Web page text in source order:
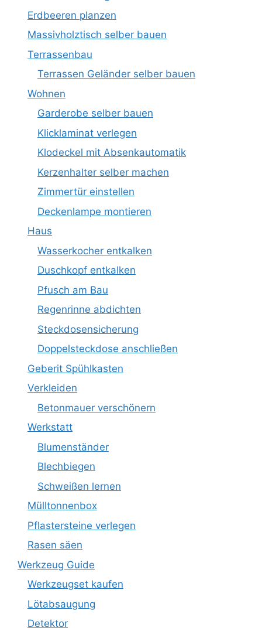
Erdbeeren planzen
Massivholztisch selber bauen
Terrassenbau
Terrassen Geländer selber bauen
Wohnen
Garderobe selber bauen
Klicklaminat verlegen
Klodeckel mit Absenkautomatik
Kerzenhalter selber machen
Zimmertür einstellen
Deckenlampe montieren
Haus
Wasserkocher entkalken
Duschkopf entkalken
Pfusch am Bau
Regenrinne abdichten
Steckdosensicherung
Doppelsteckdose anschließen
Geberit Spühlkasten
Verkleiden
Betonmauer verschönern
Werkstatt
Blumenständer
Blechbiegen
Schweißen lernen
Mülltonnenbox
Pflastersteine verlegen
Rasen säen
Werkzeug Guide
Werkzeugset kaufen
Lötabsaugung
Detektor